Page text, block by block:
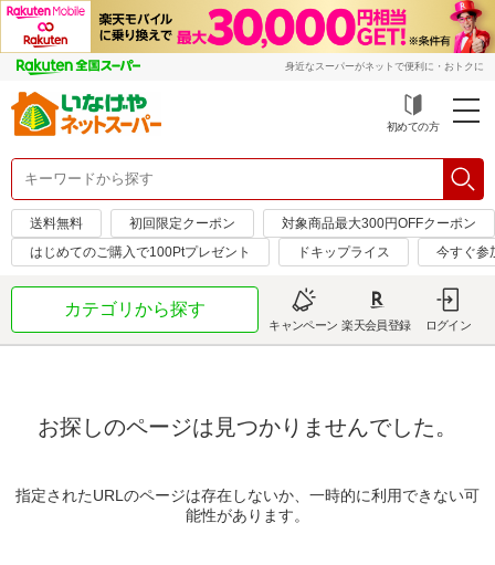
身近なスーパーがネットで便利に・おトクに
初めての方
送料無料 初回限定クーポン
対象商品最大300円OFFクーポン
はじめてのご購入で100Ptプレゼント
ドキップライス 今すぐ参
カテゴリから探す
キャンペーン 楽天会員登録 ログイン
お探しのページは見つかりませんでした。
指定されたURLのページは存在しないか、一時的に利用できない可
能性があります。